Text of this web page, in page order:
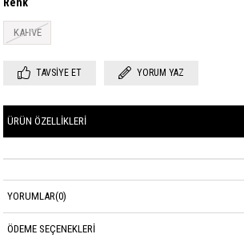
KAHVE
TAVSIYE ET YORUM YAZ
ÜRÜN ÖZELLIKLERI
YORUMLAR(0)
ÖDEME SEÇENEKLERI